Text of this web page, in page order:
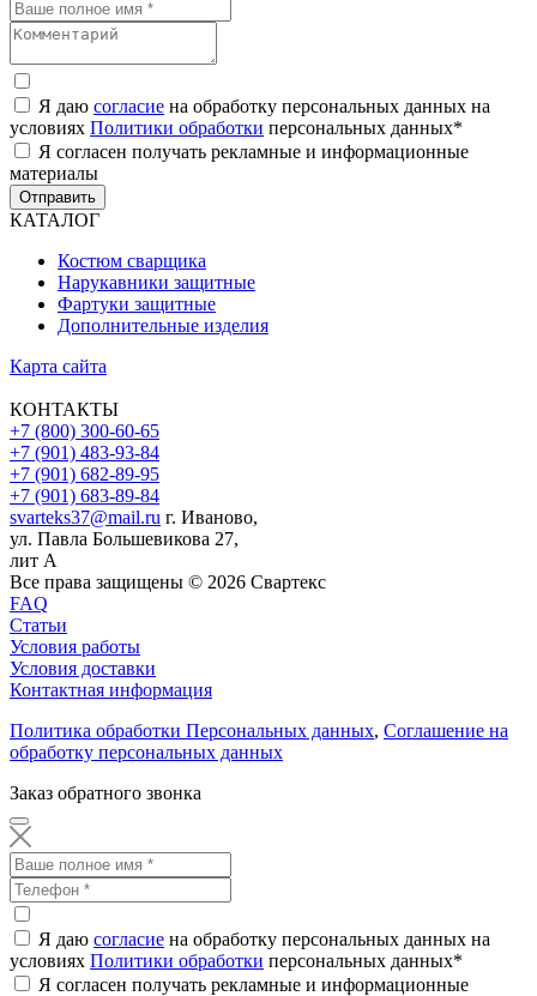
Я даю согласие на обработку персональных данных на
условиях Политики обработки персональных данных*
Я согласен получать рекламные и информационные
материалы
Отправить
КАТАЛОГ
Костюм сварщика
Нарукавники защитные
Фартуки защитные
Дополнительные изделия
Карта сайта
КОНТАКТЫ
+7 (800) 300-60-65
+7 (901) 483-93-84
+7 (901) 682-89-95
+7 (901) 683-89-84
svarteks37@mail.ru г. Иваново,
ул. Павла Большевикова 27,
лит А
Все права защищены © 2026 Свартекс
FAQ
Статьи
Условия работы
Условия доставки
Контактная информация
Политика обработки Персональных данных, Соглашение на
обработку персональных данных
Заказ обратного звонка
Я даю согласие на обработку персональных данных на
условиях Политики обработки персональных данных*
Я согласен получать рекламные и информационные